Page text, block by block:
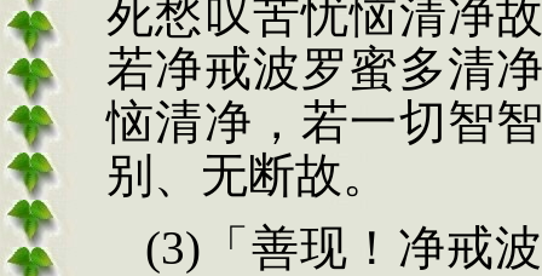
死愁叹苦忧恼清净
若净戒波罗蜜多清
恼清净，若一切智
别、无断故。
(3) 「善现！净戒